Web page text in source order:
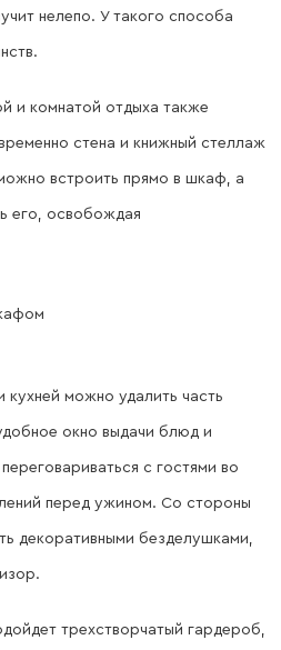
нелепо. У такого способа
и комнатой отдыха также
стена и книжный стеллаж
встроить прямо в шкаф, а
его, освобождая
можно удалить часть
окно выдачи блюд и
с гостями во
перед ужином. Со стороны
декоративными безделушками,
трехстворчатый гардероб,